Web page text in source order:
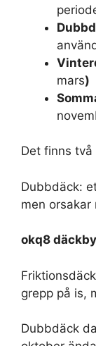
mars)
Det finns
Dubbdäck:
men orsakar
okq8
grepp på is,
Dubbdäck